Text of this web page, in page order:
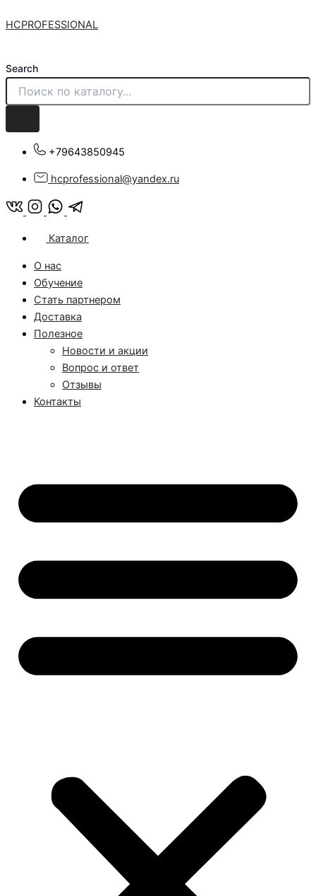
к
HCPROFESSIONAL
Search
+79643850945
hcprofessional@yandex.ru
Каталог
О нас
Обучение
Стать партнером
Доставка
Полезное
Новости и акции
Вопрос и ответ
Отзывы
Контакты
товара
зажирнения
кожи
головы
и
серии
BIOLOGICAL